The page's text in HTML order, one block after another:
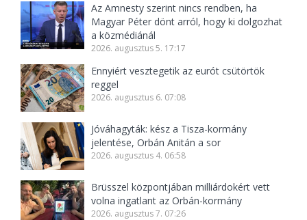
Az Amnesty szerint nincs rendben, ha
Magyar Péter dönt arról, hogy ki dolgozhat
a közmédiánál
2026. augusztus 5. 17:17
Ennyiért vesztegetik az eurót csütörtök
reggel
2026. augusztus 6. 07:08
Jóváhagyták: kész a Tisza-kormány
jelentése, Orbán Anitán a sor
2026. augusztus 4. 06:58
Brüsszel központjában milliárdokért vett
volna ingatlant az Orbán-kormány
2026. augusztus 7. 07:26